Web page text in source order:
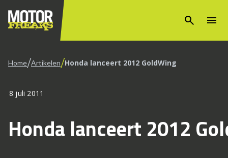
search menu
Home/Artikelen/Honda lanceert 2012 GoldWing
8 juli 2011
Honda lanceert 2012